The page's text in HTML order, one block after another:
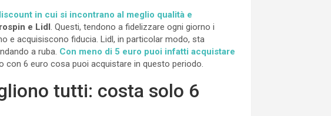
in cui si incontrano al meglio qualità e
e Lidl . Questi, tendono a fidelizzare ogni giorno i
e acquisiscono fiducia. Lidl, in particolar modo, sta
a ruba. Con meno di 5 euro puoi infatti acquistare
con 6 euro cosa puoi acquistare in questo periodo.
tutti: costa solo 6